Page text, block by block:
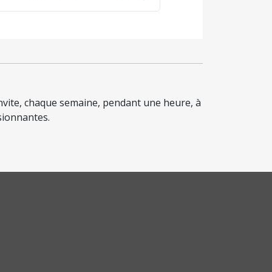
Mute Settings
chaque semaine, pendant une heure, à